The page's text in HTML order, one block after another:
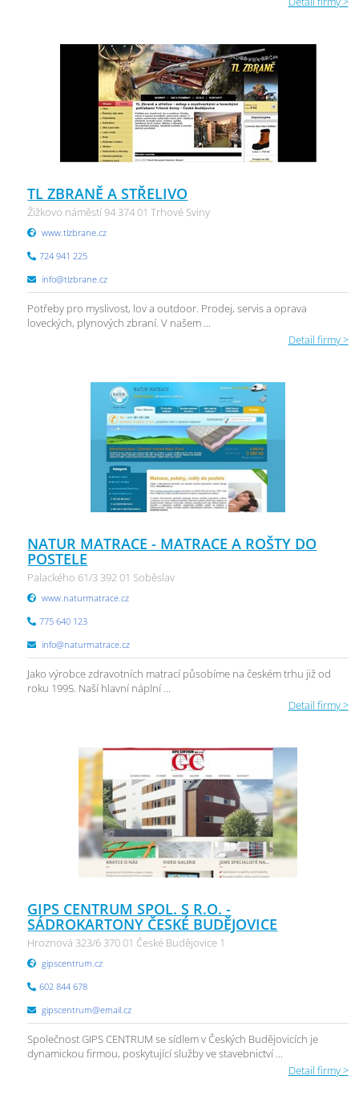
TL ZBRANĚ A STŘELIVO
Žižkovo náměstí 94 374 01 Trhové Sviny
www.tlzbrane.cz
724 941 225
info@tlzbrane.cz
Potřeby pro myslivost, lov a outdoor. Prodej, servis a oprava
loveckých, plynových zbraní. V našem ...
Detail firmy >
NATUR MATRACE - MATRACE A ROŠTY DO
POSTELE
Palackého 61/3 392 01 Soběslav
www.naturmatrace.cz
775 640 123
info@naturmatrace.cz
Jako výrobce zdravotních matrací působíme na českém trhu již od
roku 1995. Naší hlavní náplní ...
Detail firmy >
GIPS CENTRUM SPOL. S R.O. -
SÁDROKARTONY ČESKÉ BUDĚJOVICE
Hroznová 323/6 370 01 České Budějovice 1
gipscentrum.cz
602 844 678
gipscentrum@email.cz
Společnost GIPS CENTRUM se sídlem v Českých Budějovicích je
dynamickou firmou, poskytující služby ve stavebnictví ...
Detail firmy >